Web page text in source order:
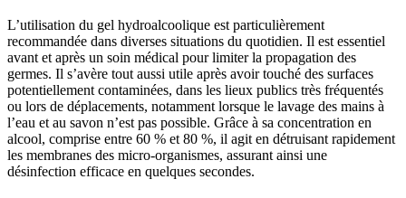
L’utilisation du gel hydroalcoolique est particulièrement
recommandée dans diverses situations du quotidien. Il est essentiel
avant et après un soin médical pour limiter la propagation des
germes. Il s’avère tout aussi utile après avoir touché des surfaces
potentiellement contaminées, dans les lieux publics très fréquentés
ou lors de déplacements, notamment lorsque le lavage des mains à
l’eau et au savon n’est pas possible. Grâce à sa concentration en
alcool, comprise entre 60 % et 80 %, il agit en détruisant rapidement
les membranes des micro-organismes, assurant ainsi une
désinfection efficace en quelques secondes.